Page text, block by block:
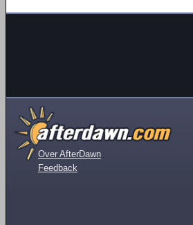
Over AfterDawn
Feedback